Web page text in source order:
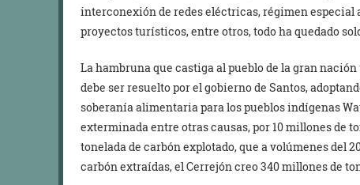
interconexión de redes eléctricas, régimen
proyectos turísticos, entre otros, todo ha quedado
La hambruna que castiga al pueblo de la gran
debe ser resuelto por el gobierno de Santos,
soberanía alimentaria para los pueblos indígenas
exterminada entre otras causas, por 10 millones de
tonelada de carbón explotado, que a volúmenes del
carbón extraídas, el Cerrejón creo 340 millones de